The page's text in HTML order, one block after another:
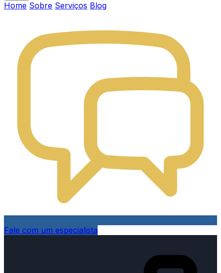
Home Sobre Serviços Blog
Fale com um especialista